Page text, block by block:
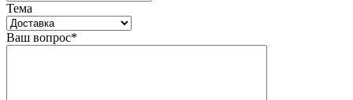
Тема
Ваш вопрос*